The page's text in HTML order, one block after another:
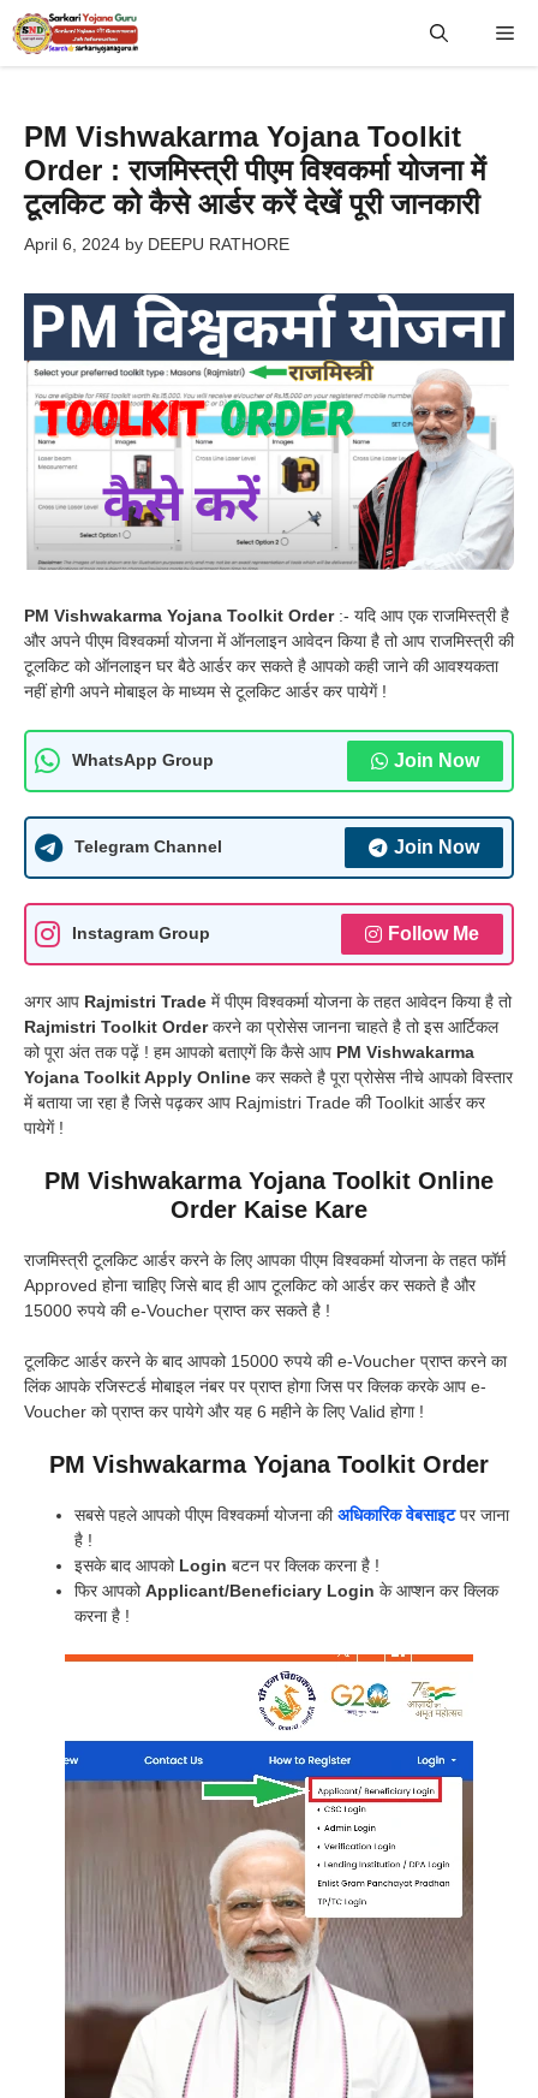
Skip
to
PM Vishwakarma Yojana Toolkit
Order : राजमिस्त्री पीएम विश्वकर्मा योजना में
टूलकिट को कैसे आर्डर करें देखें पूरी जानकारी
April 6, 2024 by DEEPU RATHORE
PM Vishwakarma Yojana Toolkit Order:- यदि आप एक राजमिस्त्री है
और अपने पीएम विश्वकर्मा योजना में ऑनलाइन आवेदन किया है तो आप राजमिस्त्री की
टूलकिट को ऑनलाइन घर बैठे आर्डर कर सकते है आपको कही जाने की आवश्यकता
नहीं होगी अपने मोबाइल के माध्यम से टूलकिट आर्डर कर पायेगें !
WhatsApp Group Join Now
Telegram Channel Join Now
Instagram Group Follow Me
अगर आप Rajmistri Trade में पीएम विश्वकर्मा योजना के तहत आवेदन किया है तो
Rajmistri Toolkit Orderकरने का प्रोसेस जानना चाहते है तो इस आर्टिकल
को पूरा अंत तक पढ़ें ! हम आपको बताएगें कि कैसे आप PM Vishwakarma
Yojana Toolkit Apply Online कर सकते है पूरा प्रोसेस नीचे आपको विस्तार
में बताया जा रहा है जिसे पढ़कर आप Rajmistri Trade की Toolkit आर्डर कर
पायेगें !
PM Vishwakarma Yojana Toolkit Online
Order Kaise Kare
राजमिस्त्री टूलकिट आर्डर करने के लिए आपका पीएम विश्वकर्मा योजना के तहत फॉर्म
Approved होना चाहिए जिसे बाद ही आप टूलकिट को आर्डर कर सकते है और
15000 रुपये की e-Voucher प्राप्त कर सकते है !
टूलकिट आर्डर करने के बाद आपको 15000 रुपये की e-Voucher प्राप्त करने का
लिंक आपके रजिस्टर्ड मोबाइल नंबर पर प्राप्त होगा जिस पर क्लिक करके आप e-
Voucher को प्राप्त कर पायेगे और यह 6 महीने के लिए Valid होगा !
PM Vishwakarma Yojana Toolkit Order
सबसे पहले आपको पीएम विश्वकर्मा योजना कीअधिकारिक वेबसाइटपर जाना
है !
इसके बाद आपको Login बटन पर क्लिक करना है !
फिर आपकोApplicant/Beneficiary Login के आप्शन कर क्लिक
करना है !